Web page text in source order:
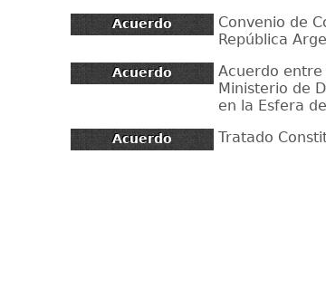
Acuerdo
Convenio de
República
Acuerdo
Acuerdo entre
Ministerio de
en la Esfera
Acuerdo Tratado